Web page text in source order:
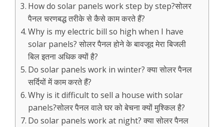
How do solar panels work step by step?सोलर
पैनल चरणबद्ध तरीके से कैसे काम करते हैं?
Why is my electric bill so high when I have
solar panels? सोलर पैनल होने के बावजूद मेरा बिजली
बिल इतना अधिक क्यों है?
Do solar panels work in winter? क्या सोलर पैनल
सर्दियों में काम करते हैं?
Why is it difficult to sell a house with solar
panels?सोलर पैनल वाले घर को बेचना क्यों मुश्किल है?
Do solar panels work at night? क्या सोलर पैनल